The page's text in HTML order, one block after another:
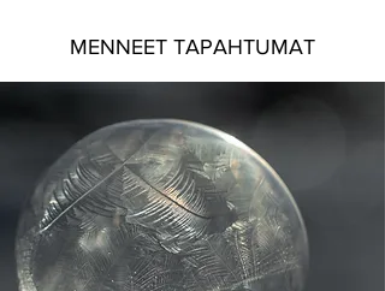
MENNEET TAPAHTUMAT